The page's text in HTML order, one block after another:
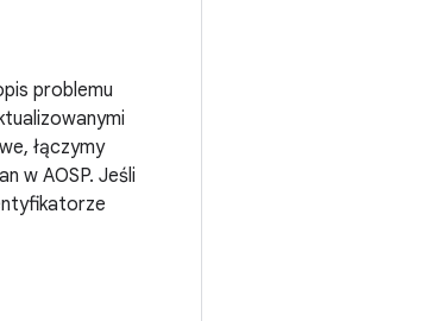
problemu
łączymy
w AOSP. Jeśli